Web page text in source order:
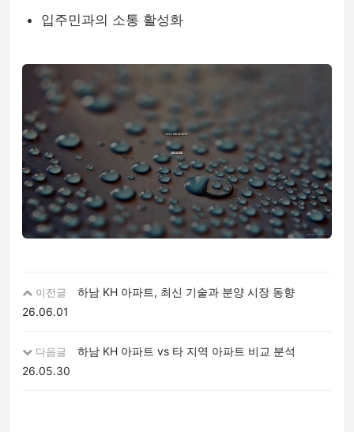
입주민과의 소통 활성화
이전글
하남 KH 아파트, 최신 기술과 분양 시장 동향
26.06.01
다음글
하남 KH 아파트 vs 타 지역 아파트 비교 분석
26.05.30